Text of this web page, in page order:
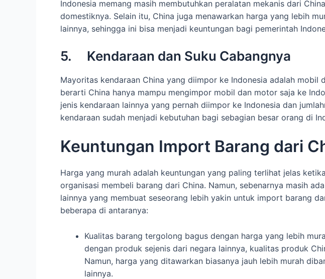
Indonesia memang masih membutuhkan peralatan mekanis dari
domestiknya. Selain itu, China juga menawarkan harga yang lebih
lainnya, sehingga ini bisa menjadi keuntungan bagi pemerintah
5. Kendaraan dan Suku Cabangnya
Mayoritas kendaraan China yang diimpor ke Indonesia adalah mobil
berarti China hanya mampu mengimpor mobil dan motor saja ke
jenis kendaraan lainnya yang pernah diimpor ke Indonesia dan
kendaraan sudah menjadi kebutuhan bagi sebagian besar orang di
Keuntungan Import Barang dari
Harga yang murah adalah keuntungan yang paling terlihat jelas
organisasi membeli barang dari China. Namun, sebenarnya masih
lainnya yang membuat seseorang lebih yakin untuk import barang
beberapa di antaranya:
Kualitas barang tergolong bagus dengan harga yang lebih
dengan produk sejenis dari negara lainnya, kualitas produk
Namun, harga yang ditawarkan biasanya jauh lebih murah
lainnya.